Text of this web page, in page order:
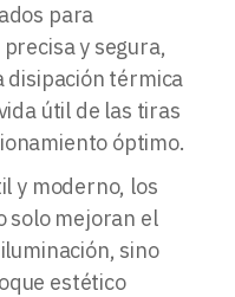
para
y segura,
disipación térmica
útil de las tiras
óptimo.
y moderno, los
solo mejoran el
sino
estético